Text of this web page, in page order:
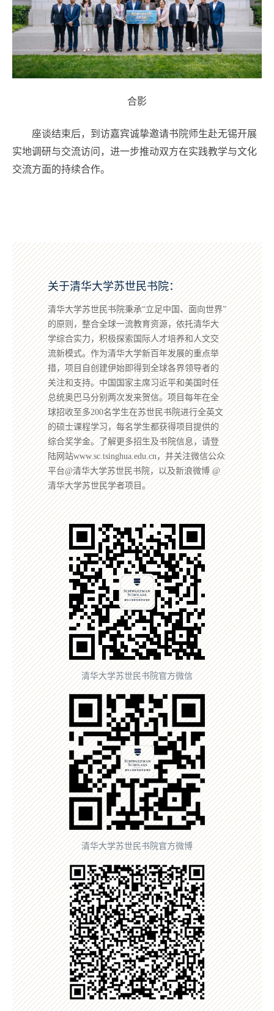
合影
座谈结束后，到访嘉宾诚挚邀请书院师生赴无锡开展
实地调研与交流访问，进一步推动双方在实践教学与文化
交流方面的持续合作。
关于清华大学苏世民书院：
清华大学苏世民书院秉承“立足中国、面向世界”
的原则，整合全球一流教育资源，依托清华大
学综合实力，积极探索国际人才培养和人文交
流新模式。作为清华大学新百年发展的重点举
措，项目自创建伊始即得到全球各界领导者的
关注和支持。中国国家主席习近平和美国时任
总统奥巴马分别两次发来贺信。项目每年在全
球招收至多200名学生在苏世民书院进行全英文
的硕士课程学习，每名学生都获得项目提供的
综合奖学金。了解更多招生及书院信息，请登
陆网站www.sc.tsinghua.edu.cn，并关注微信公众
平台@清华大学苏世民书院，以及新浪微博 @
清华大学苏世民学者项目。
清华大学苏世民书院官方微信
清华大学苏世民书院官方微博